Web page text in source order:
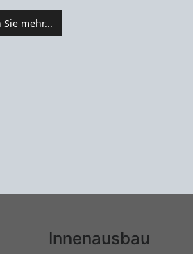
mehr...
Innenausbau